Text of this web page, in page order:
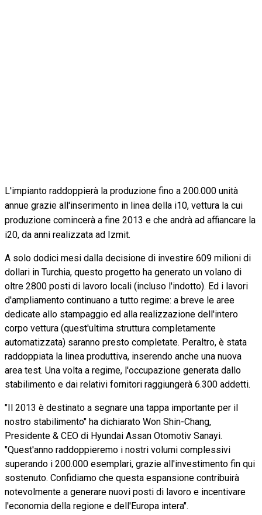
L'impianto raddoppierà la produzione fino a 200.000 unità
annue grazie all'inserimento in linea della i10, vettura la cui
produzione comincerà a fine 2013 e che andrà ad affiancare la
i20, da anni realizzata ad Izmit.
A solo dodici mesi dalla decisione di investire 609 milioni di
dollari in Turchia, questo progetto ha generato un volano di
oltre 2800 posti di lavoro locali (incluso l'indotto). Ed i lavori
d'ampliamento continuano a tutto regime: a breve le aree
dedicate allo stampaggio ed alla realizzazione dell'intero
corpo vettura (quest'ultima struttura completamente
automatizzata) saranno presto completate. Peraltro, è stata
raddoppiata la linea produttiva, inserendo anche una nuova
area test. Una volta a regime, l'occupazione generata dallo
stabilimento e dai relativi fornitori raggiungerà 6.300 addetti.
"Il 2013 è destinato a segnare una tappa importante per il
nostro stabilimento" ha dichiarato Won Shin-Chang,
Presidente & CEO di Hyundai Assan Otomotiv Sanayi.
"Quest'anno raddoppieremo i nostri volumi complessivi
superando i 200.000 esemplari, grazie all'investimento fin qui
sostenuto. Confidiamo che questa espansione contribuirà
notevolmente a generare nuovi posti di lavoro e incentivare
l'economia della regione e dell'Europa intera".